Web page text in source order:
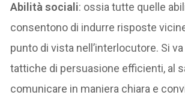
Abilità sociali: ossia tutte quelle
consentono di indurre risposte
punto di vista nell’interlocutore. Si
tattiche di persuasione efficienti, al
comunicare in maniera chiara e